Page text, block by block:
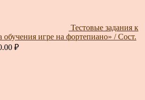
Тестовые задания к
обучения игре на фортепиано» / Сост.
₽